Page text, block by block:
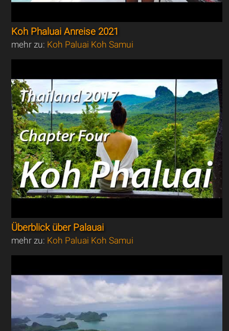
Koh Phaluai Anreise 2021
mehr zu: Koh Paluai Koh Samui
Überblick über Palauai
mehr zu: Koh Paluai Koh Samui